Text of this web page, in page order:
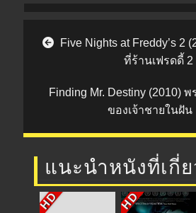
Post navigation
Five Nights at Freddy’s 2
ที่ร้านเฟรดดี้ 2
Finding Mr. Destiny (2010)
ของเจ้าชายในฝัน
แนะนำหนังที่เกี่
HD HD